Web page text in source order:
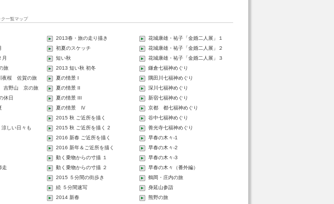
ク一覧マップ
月
旅
夜桜 佐賀の旅
吉野山 京の旅
休日
しい日々も
走
2013春・旅の走り描き
初夏のスケッチ
短い秋
2013 短い秋 初冬
夏の情景 I
夏の情景 II
夏の情景 III
夏の情景 Ⅳ
2015 秋 ご近所を描く
2015 秋 ご近所を描く 2
2016 新春 ご近所を描く
2016 新年＆ご近所を描く
動く乗物からの寸描 １
動く乗物からの寸描 ２
2015 ５分間の街歩き
続 ５分間速写
2014 新春
花城康雄・祐子「金婚二人展」１
花城康雄・祐子「金婚二人展」２
花城康雄・祐子「金婚二人展」３
鎌倉七福神めぐり
隅田川七福神めぐり
深川七福神めぐり
新宿七福神めぐり
京都 都七福神めぐり
谷中七福神めぐり
善光寺七福神めぐり
早春の木々-1
早春の木々-2
早春の木々-3
早春の木々（番外編）
鶴岡・庄内の旅
身延山参詣
熊野の旅